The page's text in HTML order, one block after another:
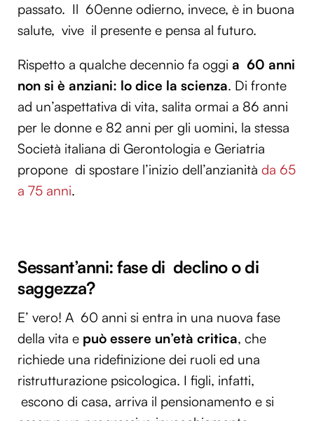
passato. Il 60enne odierno, invece, è in buona
salute, vive il presente e pensa al futuro.
Rispetto a qualche decennio fa oggi a 60 anni
non si è anziani: lo dice la scienza. Di fronte
ad un’aspettativa di vita, salita ormai a 86 anni
per le donne e 82 anni per gli uomini, la stessa
Società italiana di Gerontologia e Geriatria
propone di spostare l’inizio dell’anzianità da 65
a 75 anni.
Sessant’anni: fase di declino o di
saggezza?
E’ vero! A 60 anni si entra in una nuova fase
della vita e può essere un’età critica, che
richiede una ridefinizione dei ruoli ed una
ristrutturazione psicologica. I figli, infatti,
escono di casa, arriva il pensionamento e si